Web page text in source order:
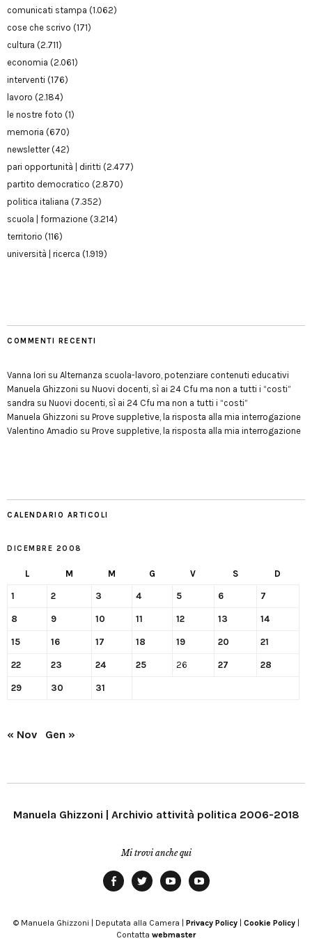
comunicati stampa (1.062)
cose che scrivo (171)
cultura (2.711)
economia (2.061)
interventi (176)
lavoro (2.184)
le nostre foto (1)
memoria (670)
newsletter(42)
pari opportunità | diritti (2.477)
partito democratico (2.870)
politica italiana (7.352)
scuola | formazione (3.214)
territorio (116)
università | ricerca (1.919)
COMMENTI RECENTI
Vanna Iori su Alternanza scuola-lavoro, potenziare contenuti educativi
Manuela Ghizzoni su Nuovi docenti, sì ai 24 Cfu ma non a tutti i “costi”
sandra su Nuovi docenti, sì ai 24 Cfu ma non a tutti i “costi”
Manuela Ghizzoni su Prove suppletive, la risposta alla mia interrogazione
Valentino Amadio su Prove suppletive, la risposta alla mia interrogazione
CALENDARIO ARTICOLI
DICEMBRE 2008
L M M G V S D
1 2 3 4 5 6 7
8 9 10 11 12 13 14
15 16 17 18 19 20 21
22 23 24 25 26 27 28
29 30 31
« Nov Gen »
Manuela Ghizzoni | Archivio attività politica 2006-2018
Mi trovi anche qui
Modena
© Manuela Ghizzoni | Deputata alla Camera | Privacy Policy| Cookie Policy|
Contatta webmaster